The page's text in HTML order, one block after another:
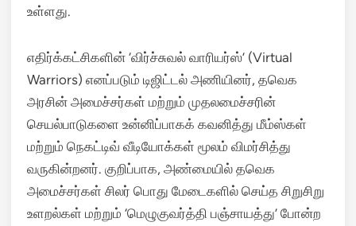
உள்ளது.
எதிர்க்கட்சிகளின் ‘விர்ச்சுவல் வாரியர்ஸ்’ (Virtual
Warriors) எனப்படும் டிஜிட்டல் அணியினர், தவெக
அரசின் அமைச்சர்கள் மற்றும் முதலமைச்சரின்
செயல்பாடுகளை உன்னிப்பாகக் கவனித்து மீம்ஸ்கள்
மற்றும் நெகட்டிவ் வீடியோக்கள் மூலம் விமர்சித்து
வருகின்றனர். குறிப்பாக, அண்மையில் தவெக
அமைச்சர்கள் சிலர் பொது மேடைகளில் செய்த சிறுசிறு
உளறல்கள் மற்றும் ‘மெழுகுவர்த்தி பஞ்சாயத்து’ போன்ற